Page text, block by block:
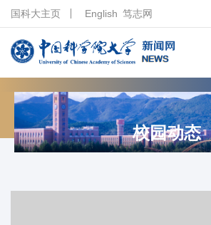
国科大主页 English 笃志网
校园动态